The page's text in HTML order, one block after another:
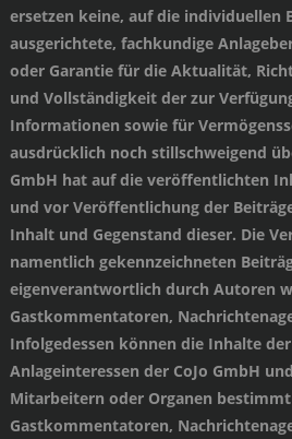
ersetzen keine, auf die individuellen
ausgerichtete, fachkundige
oder Garantie für die Aktualität,
und Vollständigkeit der zur
Informationen sowie für
ausdrücklich noch stillschweigend
GmbH hat auf die veröffentlichten
und vor Veröffentlichung der
Inhalt und Gegenstand dieser. Die
namentlich gekennzeichneten
eigenverantwortlich durch Autoren
Gastkommentatoren,
Infolgedessen können die Inhalte
Anlageinteressen der CoJo GmbH
Mitarbeitern oder Organen bestimmt
Gastkommentatoren,